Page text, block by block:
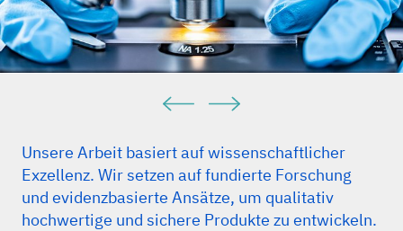
Unsere Arbeit basiert auf wissenschaftlicher
Exzellenz. Wir setzen auf fundierte Forschung
und evidenzbasierte Ansätze, um qualitativ
hochwertige und sichere Produkte zu entwickeln.